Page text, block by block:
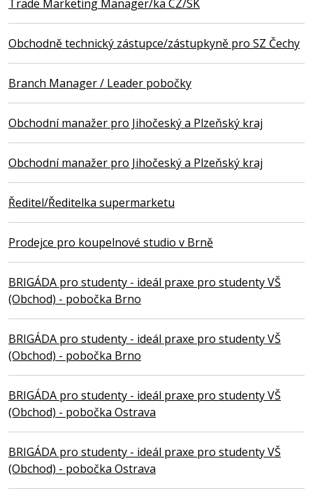
Trade Marketing Manager/ka CZ/SK
Obchodně technický zástupce/zástupkyně pro SZ Čechy
Branch Manager / Leader pobočky
Obchodní manažer pro Jihočeský a Plzeňský kraj
Obchodní manažer pro Jihočeský a Plzeňský kraj
Ředitel/Ředitelka supermarketu
Prodejce pro koupelnové studio v Brně
BRIGÁDA pro studenty - ideál praxe pro studenty VŠ
(Obchod) - pobočka Brno
BRIGÁDA pro studenty - ideál praxe pro studenty VŠ
(Obchod) - pobočka Brno
BRIGÁDA pro studenty - ideál praxe pro studenty VŠ
(Obchod) - pobočka Ostrava
BRIGÁDA pro studenty - ideál praxe pro studenty VŠ
(Obchod) - pobočka Ostrava